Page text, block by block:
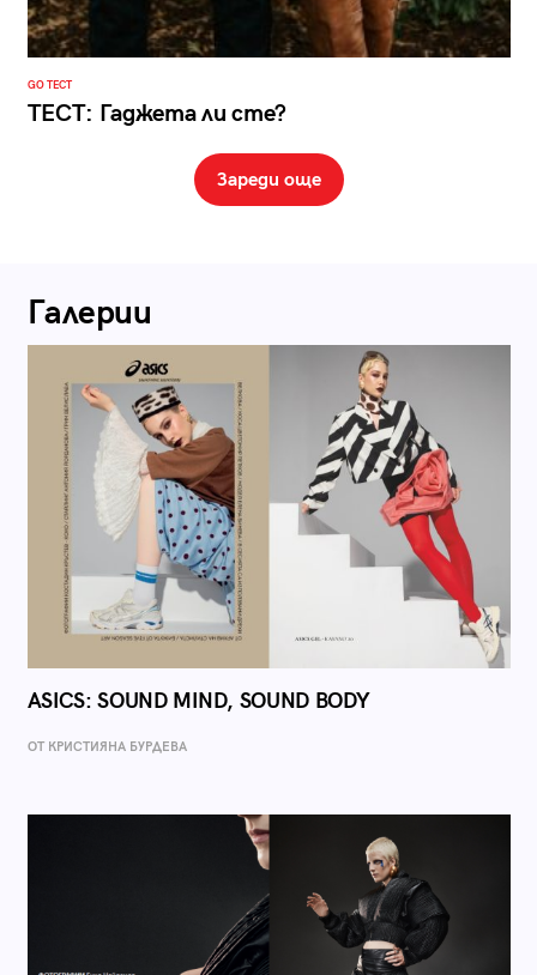
GO ТЕСТ
ТЕСТ: Гаджета ли сте?
Зареди още
Галерии
ASICS: SOUND MIND, SOUND BODY
ОТ КРИСТИЯНА БУРДЕВА